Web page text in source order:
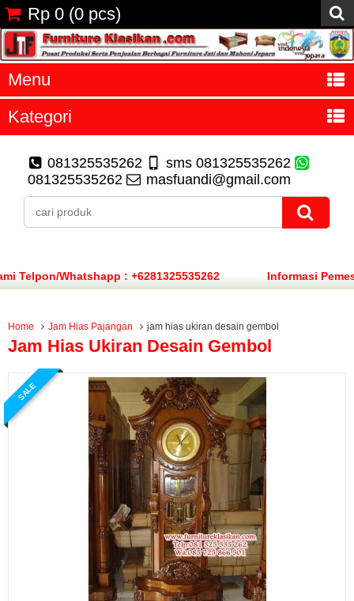
Menu
Kategori
081325535262
sms 081325535262
081325535262
masfuandi@gmail.com
Rp 0 (0 pcs)
Whatshapp : +6281325535262 Informasi
Home Jam Hias Pajangan jam hias ukiran desain gembol
Jam Hias Ukiran Desain Gembol
SALE